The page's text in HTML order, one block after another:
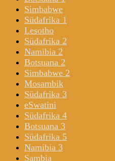
Simbabwe
Südafrika 1
Lesotho
Südafrika 2
Namibia 2
Botsuana 2
Simbabwe 2
Mosambik
Südafrika 3
eSwatini
Südafrika 4
Botsuana 3
Südafrika 5
Namibia 3
Sambia